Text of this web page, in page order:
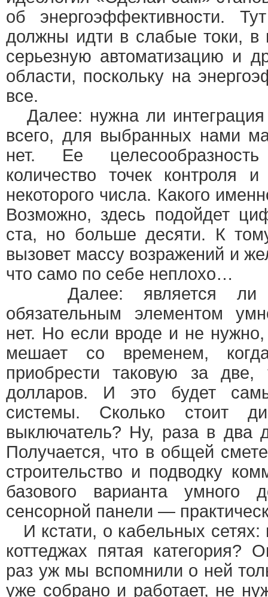
об энергоэффективности.
должны идти в слабые токи, в
серьезную автоматизацию и
области, поскольку на
все.
Далее: нужна ли
всего, для выбранных нами
нет. Ее
количество точек контроля
некоторого числа. Какого
Возможно, здесь подойдет
ста, но больше десяти. К
вызовет массу возражений и
что само по себе неплохо…
Далее: является ли
обязательным элементом
нет. Но если вроде и не нужно,
мешает со временем,
приобрести таковую за
долларов. И это будет
системы. Сколько стоит
выключатель? Ну, раза в два
Получается, что в общей
строительство и подводку
базового варианта
сенсорной панели —
И кстати, о кабельных
коттеджах пятая категория?
раз уж мы вспомнили о ней
уже собрано и работает, не